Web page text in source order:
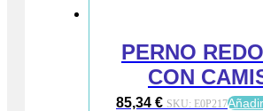
PERNO
CON
85,34 € SKU: E0P217